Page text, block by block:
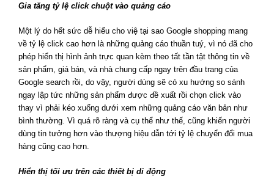
Gia tăng tỷ lệ click chuột vào quảng cáo
Một lý do hết sức dễ hiểu cho việ tại sao Google shopping mang
về tỷ lệ click cao hơn là những quảng cáo thuần tuý, vì nó đã cho
phép hiển thị hình ảnh trực quan kèm theo tất tần tật thông tin về
sản phẩm, giá bán, và nhà chung cấp ngay trên đầu trang của
Google search rồi, do vậy, người dùng sẽ có xu hướng so sánh
ngay lập tức những sản phẩm được đề xuất rồi chọn click vào
thay vì phải kéo xuống dưới xem những quảng cáo văn bản như
bình thường. Vì quá rõ ràng và cụ thể như thế, cũng khiến người
dùng tin tưởng hơn vào thượng hiệu dẫn tới tỷ lệ chuyển đổi mua
hàng cũng cao hơn.
Hiển thị tối ưu trên các thiết bị di động